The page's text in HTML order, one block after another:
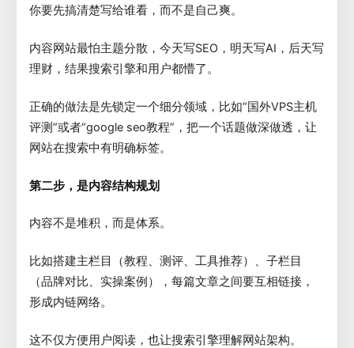
你要先搞清楚写给谁看，而不是自己爽。
内容网站最怕主题分散，今天写SEO，明天写AI，后天写
理财，结果搜索引擎和用户都懵了。
正确的做法是先锁定一个细分领域，比如“国外VPS主机
评测”或者“google seo教程”，把一个话题做深做透，让
网站在搜索中有明确标签。
第二步，是内容结构规划
内容不是堆积，而是体系。
比如搭建主栏目（教程、测评、工具推荐）、子栏目
（品牌对比、实操案例），每篇文章之间要互相链接，
形成内链网络。
这不仅方便用户阅读，也让搜索引擎理解网站架构。